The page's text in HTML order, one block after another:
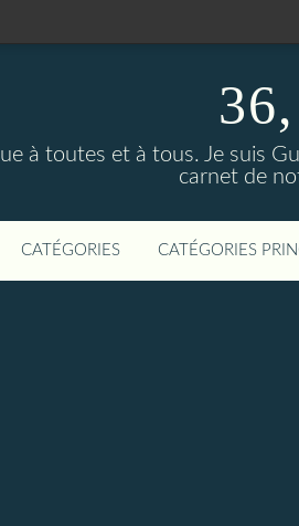
à toutes et à tous. Je suis
carnet de
CATÉGORIES CATÉGORIES